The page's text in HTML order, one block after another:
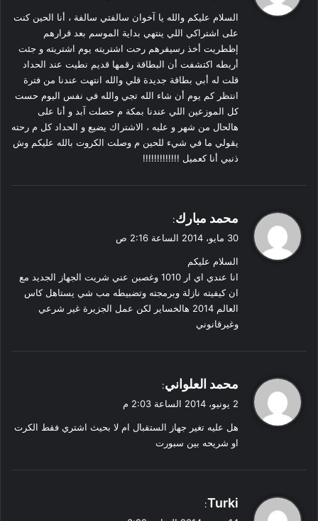
ل
السلام عليكم والله يا آخوان سالفتي سالفة ، أنا الحين كنت
على اشتراكي اللي ينتهي بداية الموسم بعد قرارهم
إظطريت أخذ رسيفرهم رحت اشتريته يوم اشتريته و جئت
أربطه اكتشفت أن البطاقة رقمها قديم نطيت عند الحداد
قلت له أبي بطاقة جديدة قلي والله انتهت عندنا من فترة
انتظر كم يوم أن شاء الله تجي والله في نفس اليوم حست
كل الموزعين اللي عندنا بمكة م حصلت آبد و أنا على
هالحال من شهر و عليه ، الاشتراك يضيع و الحداد كل م رحته
يقولي ما في شيء للحين م وصلت الكروت بالله عليكم وش
ذنبي أنا كعميل !!!!!!!!!!!!!
ل
محمد مبارك:
30 مايو، 2014 الساعة 2:16 ص
السلام عليكم
انا عندي اي ار 1010 وغصبن عني شريت الجهاز الجديد مع
ان كيفيته نازلة وبرمجته وتضبيطه مب شي يستاهل كاس
العالم 2014 هالخساير لكن عمل الجزيرة غير شرعي
وغيرقانوني
ل
محمد العلواني:
2 يونيو، 2014 الساعة 2:03 م
هل عليه تغير جهاز الستقبال ام لا بحيث اشتري فقط الكرت
او شريحه بين سبورت
يTurki
: